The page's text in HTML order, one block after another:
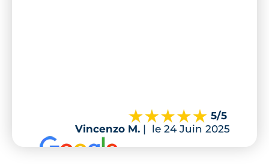
5/5
Vincenzo M. | le 24 Juin 2025